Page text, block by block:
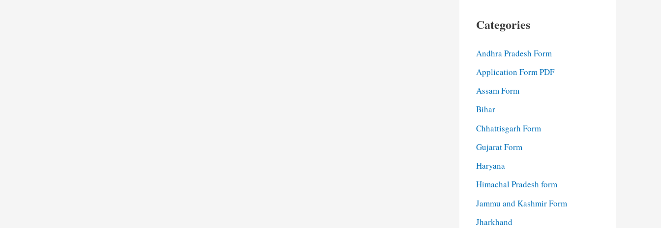
Categories
Andhra Pradesh Form
Application Form PDF
Assam Form
Bihar
Chhattisgarh Form
Gujarat Form
Haryana
Himachal Pradesh form
Jammu and Kashmir Form
Jharkhand